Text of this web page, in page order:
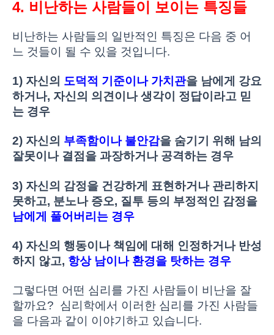
4. 비난하는 사람들이 보이는 특징들
비난하는 사람들의 일반적인 특징은 다음 중 어
느 것들이 될 수 있을 것입니다.
1) 자신의 도덕적 기준이나 가치관을 남에게 강요
하거나, 자신의 의견이나 생각이 정답이라고 믿
는 경우
2) 자신의 부족함이나 불안감을 숨기기 위해 남의
잘못이나 결점을 과장하거나 공격하는 경우
3) 자신의 감정을 건강하게 표현하거나 관리하지
못하고, 분노나 증오, 질투 등의 부정적인 감정을
남에게 풀어버리는 경우
4) 자신의 행동이나 책임에 대해 인정하거나 반성
하지 않고, 항상 남이나 환경을 탓하는 경우
그렇다면 어떤 심리를 가진 사람들이 비난을 잘
할까요? 심리학에서 이러한 심리를 가진 사람들
을 다음과 같이 이야기하고 있습니다.